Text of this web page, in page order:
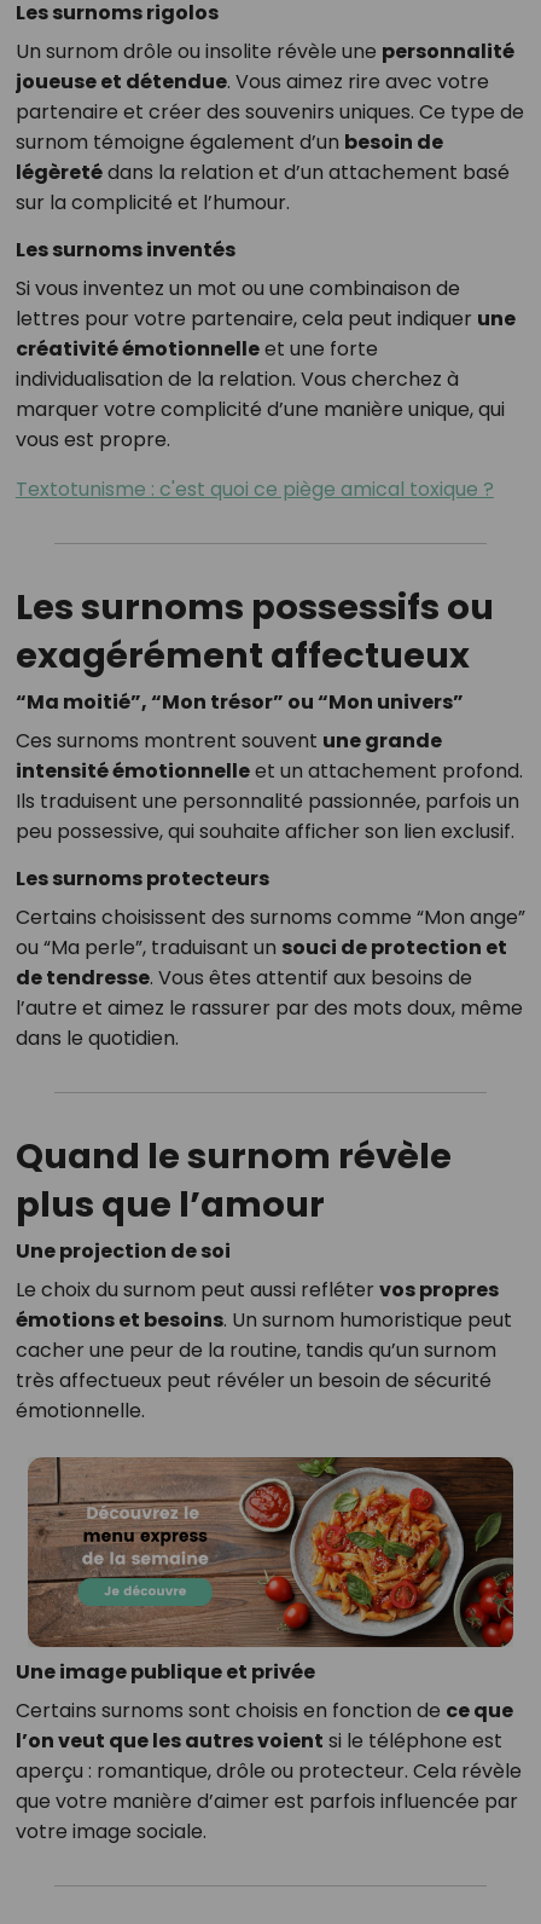
Les surnoms rigolos
Un surnom drôle ou insolite révèle une personnalité
joueuse et détendue. Vous aimez rire avec votre
partenaire et créer des souvenirs uniques. Ce type de
surnom témoigne également d’un besoin de
légèretédans la relation et d’un attachement basé
sur la complicité et l’humour.
Les surnoms inventés
Si vous inventez un mot ou une combinaison de
lettres pour votre partenaire, cela peut indiquer une
créativité émotionnelleet une forte
individualisation de la relation. Vous cherchez à
marquer votre complicité d’une manière unique, qui
vous est propre.
Textotunisme : c'est quoi ce piège amical toxique ?
Les surnoms possessifs ou
exagérément affectueux
“Ma moitié”, “Mon trésor” ou “Mon univers”
Ces surnoms montrent souvent une grande
intensité émotionnelleet un attachement profond.
Ils traduisent une personnalité passionnée, parfois un
peu possessive, qui souhaite afficher son lien exclusif.
Les surnoms protecteurs
Certains choisissent des surnoms comme “Mon ange”
ou “Ma perle”, traduisant un souci de protection et
de tendresse. Vous êtes attentif aux besoins de
l’autre et aimez le rassurer par des mots doux, même
dans le quotidien.
Quand le surnom révèle
plus que l’amour
Une projection de soi
Le choix du surnom peut aussi refléter vos propres
émotions et besoins. Un surnom humoristique peut
cacher une peur de la routine, tandis qu’un surnom
très affectueux peut révéler un besoin de sécurité
émotionnelle.
Une image publique et privée
Certains surnoms sont choisis en fonction de ce que
l’on veut que les autres voient si le téléphone est
aperçu : romantique, drôle ou protecteur. Cela révèle
que votre manière d’aimer est parfois influencée par
votre image sociale.